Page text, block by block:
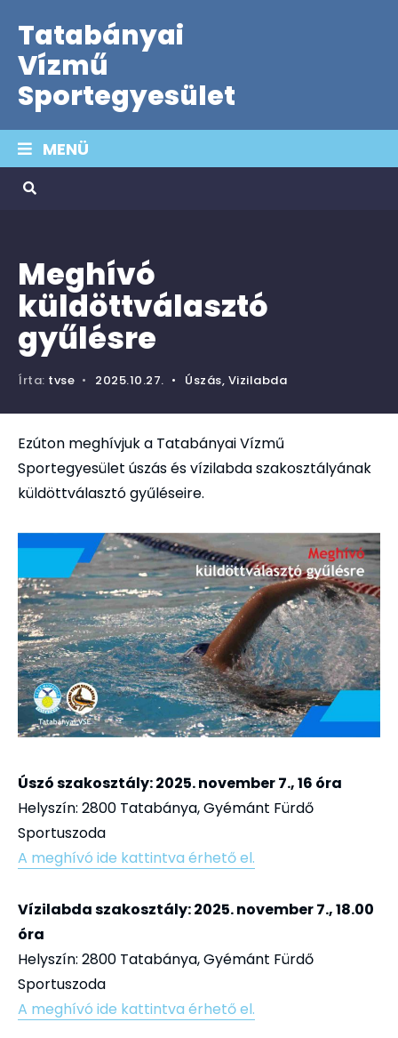
Tatabányai
Vízmű
Sportegyesület
MENÜ
Meghívó
küldöttválasztó
gyűlésre
Írta: tvse • 2025.10.27. • Úszás, Vizilabda
Ezúton meghívjuk a Tatabányai Vízmű
Sportegyesület úszás és vízilabda szakosztályának
küldöttválasztó gyűléseire.
Úszó szakosztály: 2025. november 7., 16 óra
Helyszín: 2800 Tatabánya, Gyémánt Fürdő
Sportuszoda
A meghívó ide kattintva érhető el.
Vízilabda szakosztály: 2025. november 7., 18.00
óra
Helyszín: 2800 Tatabánya, Gyémánt Fürdő
Sportuszoda
A meghívó ide kattintva érhető el.